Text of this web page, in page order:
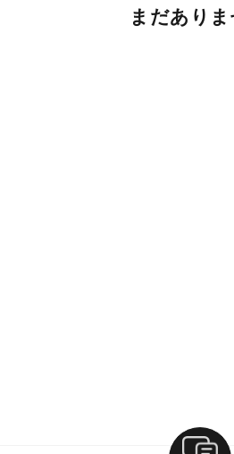
まだあり